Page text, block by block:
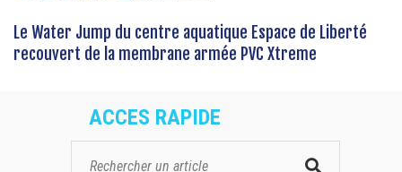
Le Water Jump du centre aquatique Espace de Liberté
recouvert de la membrane armée PVC Xtreme
ACCES RAPIDE